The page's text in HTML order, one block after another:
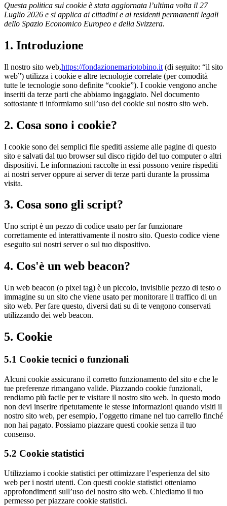
Questa politica sui cookie è stata aggiornata l’ultima volta il 27
Luglio 2026 e si applica ai cittadini e ai residenti permanenti legali
dello Spazio Economico Europeo e della Svizzera.
1. Introduzione
Il nostro sito web,https://fondazionemariotobino.it (di seguito: “il sito
web”) utilizza i cookie e altre tecnologie correlate (per comodità
tutte le tecnologie sono definite “cookie”). I cookie vengono anche
inseriti da terze parti che abbiamo ingaggiato. Nel documento
sottostante ti informiamo sull’uso dei cookie sul nostro sito web.
2. Cosa sono i cookie?
I cookie sono dei semplici file spediti assieme alle pagine di questo
sito e salvati dal tuo browser sul disco rigido del tuo computer o altri
dispositivi. Le informazioni raccolte in essi possono venire rispediti
ai nostri server oppure ai server di terze parti durante la prossima
visita.
3. Cosa sono gli script?
Uno script è un pezzo di codice usato per far funzionare
correttamente ed interattivamente il nostro sito. Questo codice viene
eseguito sui nostri server o sul tuo dispositivo.
4. Cos'è un web beacon?
Un web beacon (o pixel tag) è un piccolo, invisibile pezzo di testo o
immagine su un sito che viene usato per monitorare il traffico di un
sito web. Per fare questo, diversi dati su di te vengono conservati
utilizzando dei web beacon.
5. Cookie
5.1 Cookie tecnici o funzionali
Alcuni cookie assicurano il corretto funzionamento del sito e che le
tue preferenze rimangano valide. Piazzando cookie funzionali,
rendiamo più facile per te visitare il nostro sito web. In questo modo
non devi inserire ripetutamente le stesse informazioni quando visiti il
nostro sito web, per esempio, l’oggetto rimane nel tuo carrello finché
non hai pagato. Possiamo piazzare questi cookie senza il tuo
consenso.
5.2 Cookie statistici
Utilizziamo i cookie statistici per ottimizzare l’esperienza del sito
web per i nostri utenti. Con questi cookie statistici otteniamo
approfondimenti sull’uso del nostro sito web. Chiediamo il tuo
permesso per piazzare cookie statistici.